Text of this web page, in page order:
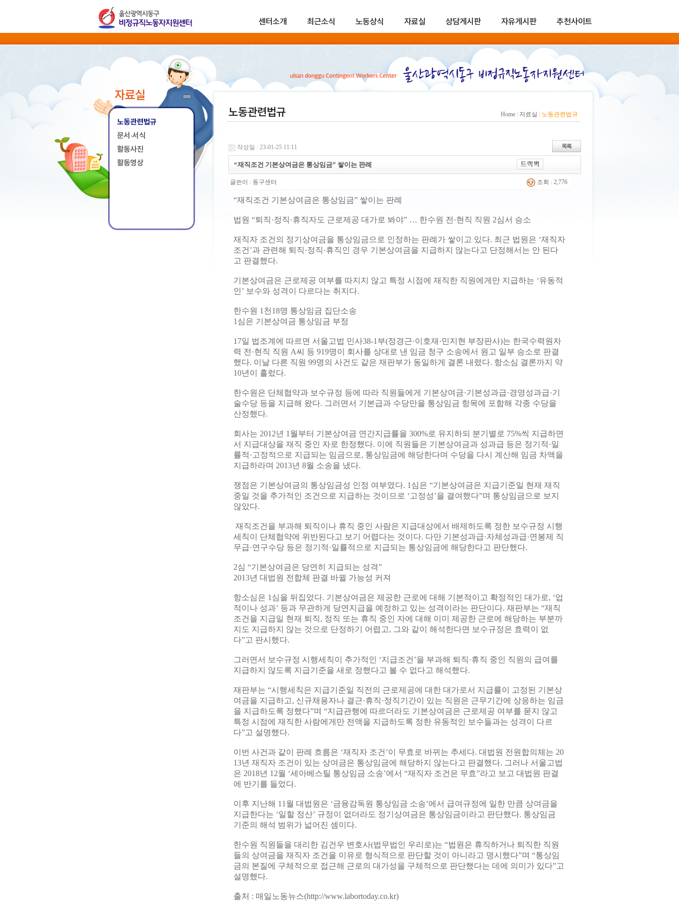
센터소개 최근소식 노동상식 자료실 상담게시판 자유게시판 추천사이트
자료실
노동관련법규
문서·서식
활동사진
활동영상
노동관련법규 Home 자료실 노동관련법규
작성일 : 23-01-25 11:11
“재직조건 기본상여금은 통상임금” 쌓이는 판례
글쓴이 : 동구센터 조회 : 2,776
“재직조건 기본상여금은 통상임금” 쌓이는 판례
법원 “퇴직·정직·휴직자도 근로제공 대가로 봐야” … 한수원 전·현직 직원 2심서 승소
재직자 조건의 정기상여금을 통상임금으로 인정하는 판례가 쌓이고 있다. 최근 법원은 ‘재직자
조건’과 관련해 퇴직·정직·휴직인 경우 기본상여금을 지급하지 않는다고 단정해서는 안 된다
고 판결했다.
기본상여금은 근로제공 여부를 따지지 않고 특정 시점에 재직한 직원에게만 지급하는 ‘유동적
인’ 보수와 성격이 다르다는 취지다.
한수원 1천18명 통상임금 집단소송
1심은 기본상여금 통상임금 부정
17일 법조계에 따르면 서울고법 민사38-1부(정경근·이호재·민지현 부장판사)는 한국수력원자
력 전·현직 직원 A씨 등 919명이 회사를 상대로 낸 임금 청구 소송에서 원고 일부 승소로 판결
했다. 이날 다른 직원 99명의 사건도 같은 재판부가 동일하게 결론 내렸다. 항소심 결론까지 약
10년이 흘렀다.
한수원은 단체협약과 보수규정 등에 따라 직원들에게 기본상여금·기본성과급·경영성과급·기
술수당 등을 지급해 왔다. 그러면서 기본급과 수당만을 통상임금 항목에 포함해 각종 수당을
산정했다.
회사는 2012년 1월부터 기본상여금 연간지급률을 300%로 유지하되 분기별로 75%씩 지급하면
서 지급대상을 재직 중인 자로 한정했다. 이에 직원들은 기본상여금과 성과급 등은 정기적·일
률적·고정적으로 지급되는 임금으로, 통상임금에 해당한다며 수당을 다시 계산해 임금 차액을
지급하라며 2013년 8월 소송을 냈다.
쟁점은 기본상여금의 통상임금성 인정 여부였다. 1심은 “기본상여금은 지급기준일 현재 재직
중일 것을 추가적인 조건으로 지급하는 것이므로 ‘고정성’을 결여했다”며 통상임금으로 보지
않았다.
재직조건을 부과해 퇴직이나 휴직 중인 사람은 지급대상에서 배제하도록 정한 보수규정 시행
세칙이 단체협약에 위반된다고 보기 어렵다는 것이다. 다만 기본성과급·자체성과급·연봉제 직
무급·연구수당 등은 정기적·일률적으로 지급되는 통상임금에 해당한다고 판단했다.
2심 “기본상여금은 당연히 지급되는 성격”
2013년 대법원 전합체 판결 바뀔 가능성 커져
항소심은 1심을 뒤집었다. 기본상여금은 제공한 근로에 대해 기본적이고 확정적인 대가로, ‘업
적이나 성과’ 등과 무관하게 당연지급을 예정하고 있는 성격이라는 판단이다. 재판부는 “재직
조건을 지급일 현재 퇴직, 정직 또는 휴직 중인 자에 대해 이미 제공한 근로에 해당하는 부분까
지도 지급하지 않는 것으로 단정하기 어렵고, 그와 같이 해석한다면 보수규정은 효력이 없
다”고 판시했다.
그러면서 보수규정 시행세칙이 추가적인 ‘지급조건’을 부과해 퇴직·휴직 중인 직원의 급여를
지급하지 않도록 지급기준을 새로 정했다고 볼 수 없다고 해석했다.
재판부는 “시행세칙은 지급기준일 직전의 근로제공에 대한 대가로서 지급률이 고정된 기본상
여금을 지급하고, 신규채용자나 결근·휴직·정직기간이 있는 직원은 근무기간에 상응하는 임금
을 지급하도록 정했다”며 “지급관행에 따르더라도 기본상여금은 근로제공 여부를 묻지 않고
특정 시점에 재직한 사람에게만 전액을 지급하도록 정한 유동적인 보수들과는 성격이 다르
다”고 설명했다.
이번 사건과 같이 판례 흐름은 ‘재직자 조건’이 무효로 바뀌는 추세다. 대법원 전원합의체는 20
13년 재직자 조건이 있는 상여금은 통상임금에 해당하지 않는다고 판결했다. 그러나 서울고법
은 2018년 12월 ‘세아베스틸 통상임금 소송’에서 “재직자 조건은 무효”라고 보고 대법원 판결
에 반기를 들었다.
이후 지난해 11월 대법원은 ‘금융감독원 통상임금 소송’에서 급여규정에 일한 만큼 상여금을
지급한다는 ‘일할 정산’ 규정이 없더라도 정기상여금은 통상임금이라고 판단했다. 통상임금
기준의 해석 범위가 넓어진 셈이다.
한수원 직원들을 대리한 김건우 변호사(법무법인 우리로)는 “법원은 휴직하거나 퇴직한 직원
들의 상여금을 재직자 조건을 이유로 형식적으로 판단할 것이 아니라고 명시했다”며 “통상임
금의 본질에 구체적으로 접근해 근로의 대가성을 구체적으로 판단했다는 데에 의미가 있다”고
설명했다.
출처 : 매일노동뉴스(http://www.labortoday.co.kr)